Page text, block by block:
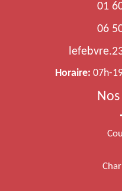
01
06
Horaire: 07h-